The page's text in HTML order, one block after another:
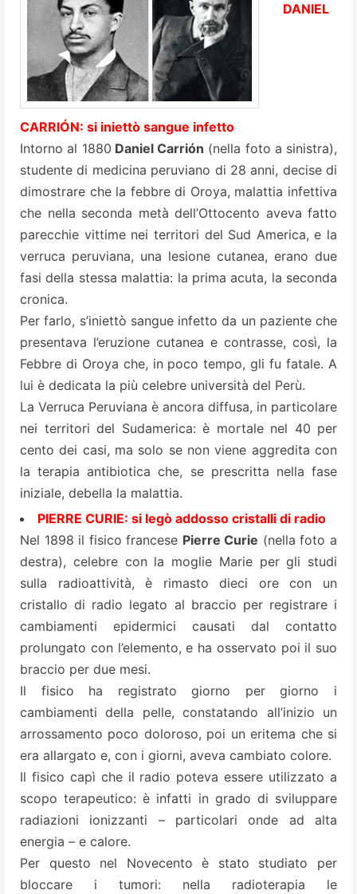
DANIEL
CARRIÓN: si iniettò sangue infetto
Intorno al 1880 Daniel Carrión (nella foto a sinistra),
studente di medicina peruviano di 28 anni, decise di
dimostrare che la febbre di Oroya, malattia infettiva
che nella seconda metà dell’Ottocento aveva fatto
parecchie vittime nei territori del Sud America, e la
verruca peruviana, una lesione cutanea, erano due
fasi della stessa malattia: la prima acuta, la seconda
cronica.
Per farlo, s’iniettò sangue infetto da un paziente che
presentava l’eruzione cutanea e contrasse, così, la
Febbre di Oroya che, in poco tempo, gli fu fatale. A
lui è dedicata la più celebre università del Perù.
La Verruca Peruviana è ancora diffusa, in particolare
nei territori del Sudamerica: è mortale nel 40 per
cento dei casi, ma solo se non viene aggredita con
la terapia antibiotica che, se prescritta nella fase
iniziale, debella la malattia.
PIERRE CURIE: si legò addosso cristalli di radio
Nel 1898 il fisico francese Pierre Curie (nella foto a
destra), celebre con la moglie Marie per gli studi
sulla radioattività, è rimasto dieci ore con un
cristallo di radio legato al braccio per registrare i
cambiamenti epidermici causati dal contatto
prolungato con l’elemento, e ha osservato poi il suo
braccio per due mesi.
Il fisico ha registrato giorno per giorno i
cambiamenti della pelle, constatando all’inizio un
arrossamento poco doloroso, poi un eritema che si
era allargato e, con i giorni, aveva cambiato colore.
Il fisico capì che il radio poteva essere utilizzato a
scopo terapeutico: è infatti in grado di sviluppare
radiazioni ionizzanti – particolari onde ad alta
energia – e calore.
Per questo nel Novecento è stato studiato per
bloccare i tumori: nella radioterapia le